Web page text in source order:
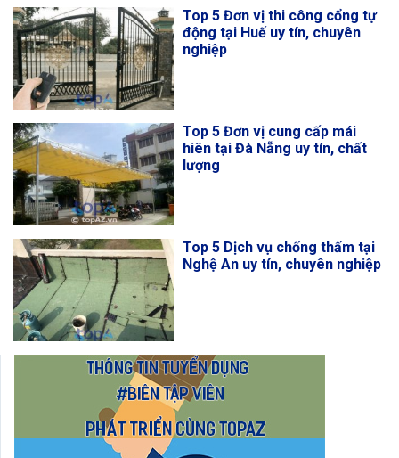
Top 5 Đơn vị thi công cổng tự
động tại Huế uy tín, chuyên
nghiệp
Top 5 Đơn vị cung cấp mái
hiên tại Đà Nẵng uy tín, chất
lượng
Top 5 Dịch vụ chống thấm tại
Nghệ An uy tín, chuyên nghiệp